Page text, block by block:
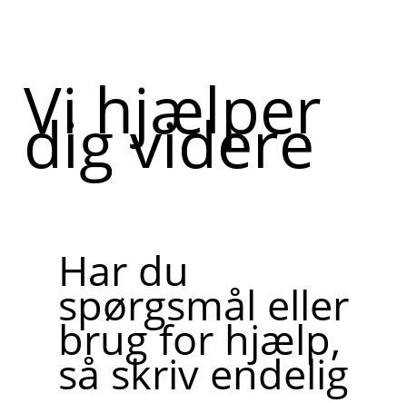
Vi hjælper
dig videre
Har du
spørgsmål eller
brug for hjælp,
så skriv endelig